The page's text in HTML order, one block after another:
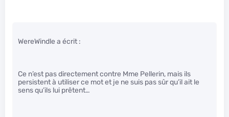
WereWindle a écrit :
Ce n’est pas directement contre Mme Pellerin, mais ils
persistent à utiliser ce mot et je ne suis pas sûr qu’il ait le
sens qu’ils lui prêtent…